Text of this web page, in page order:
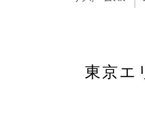
東京エ